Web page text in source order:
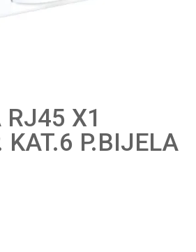
RJ45 X1
KAT.6 P.BIJELA